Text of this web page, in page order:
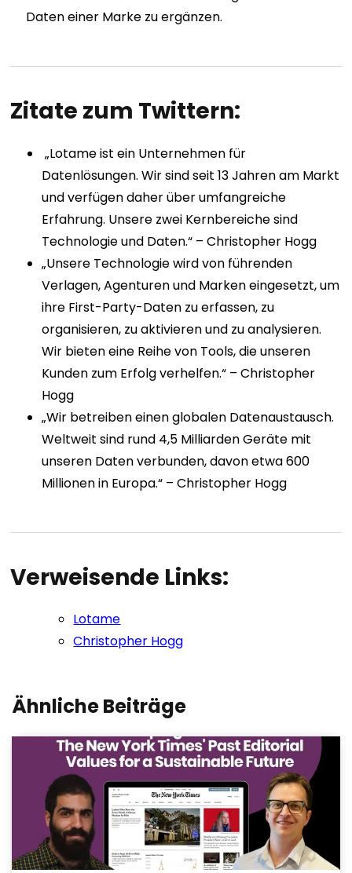
Daten einer Marke zu ergänzen.
Zitate zum Twittern:
„Lotame ist ein Unternehmen für
Datenlösungen. Wir sind seit 13 Jahren am Markt
und verfügen daher über umfangreiche
Erfahrung. Unsere zwei Kernbereiche sind
Technologie und Daten.“ – Christopher Hogg
„Unsere Technologie wird von führenden
Verlagen, Agenturen und Marken eingesetzt, um
ihre First-Party-Daten zu erfassen, zu
organisieren, zu aktivieren und zu analysieren.
Wir bieten eine Reihe von Tools, die unseren
Kunden zum Erfolg verhelfen.“ – Christopher
Hogg
„Wir betreiben einen globalen Datenaustausch.
Weltweit sind rund 4,5 Milliarden Geräte mit
unseren Daten verbunden, davon etwa 600
Millionen in Europa.“ – Christopher Hogg
Verweisende Links:
Lotame
Christopher Hogg
Ähnliche Beiträge